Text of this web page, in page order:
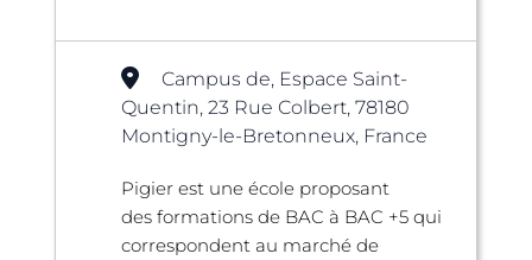
Campus de, Espace Saint-
Quentin, 23 Rue Colbert, 78180
Montigny-le-Bretonneux, France
Pigier est une école proposant
des formations de BAC à BAC +5 qui
correspondent au marché de